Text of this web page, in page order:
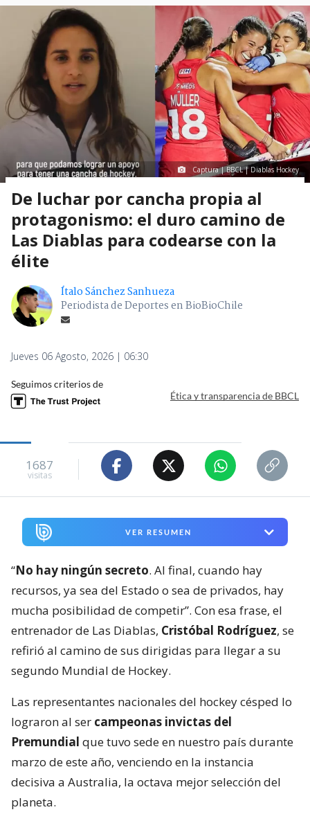
Captura | BBCL | Diablas Hockey
De luchar por cancha propia al
protagonismo: el duro camino de
Las Diablas para codearse con la
élite
Ítalo Sánchez Sanhueza
Periodista de Deportes en BioBioChile
Jueves 06 Agosto, 2026 | 06:30
Seguimos criterios de
Ética y transparencia de BBCL
1687
visitas
VER RESUMEN
“No hay ningún secreto. Al final, cuando hay
recursos, ya sea del Estado o sea de privados, hay
mucha posibilidad de competir”. Con esa frase, el
entrenador de Las Diablas, Cristóbal Rodríguez, se
refirió al camino de sus dirigidas para llegar a su
segundo Mundial de Hockey.
Las representantes nacionales del hockey césped lo
lograron al ser campeonas invictas del
Premundial que tuvo sede en nuestro país durante
marzo de este año, venciendo en la instancia
decisiva a Australia, la octava mejor selección del
planeta.